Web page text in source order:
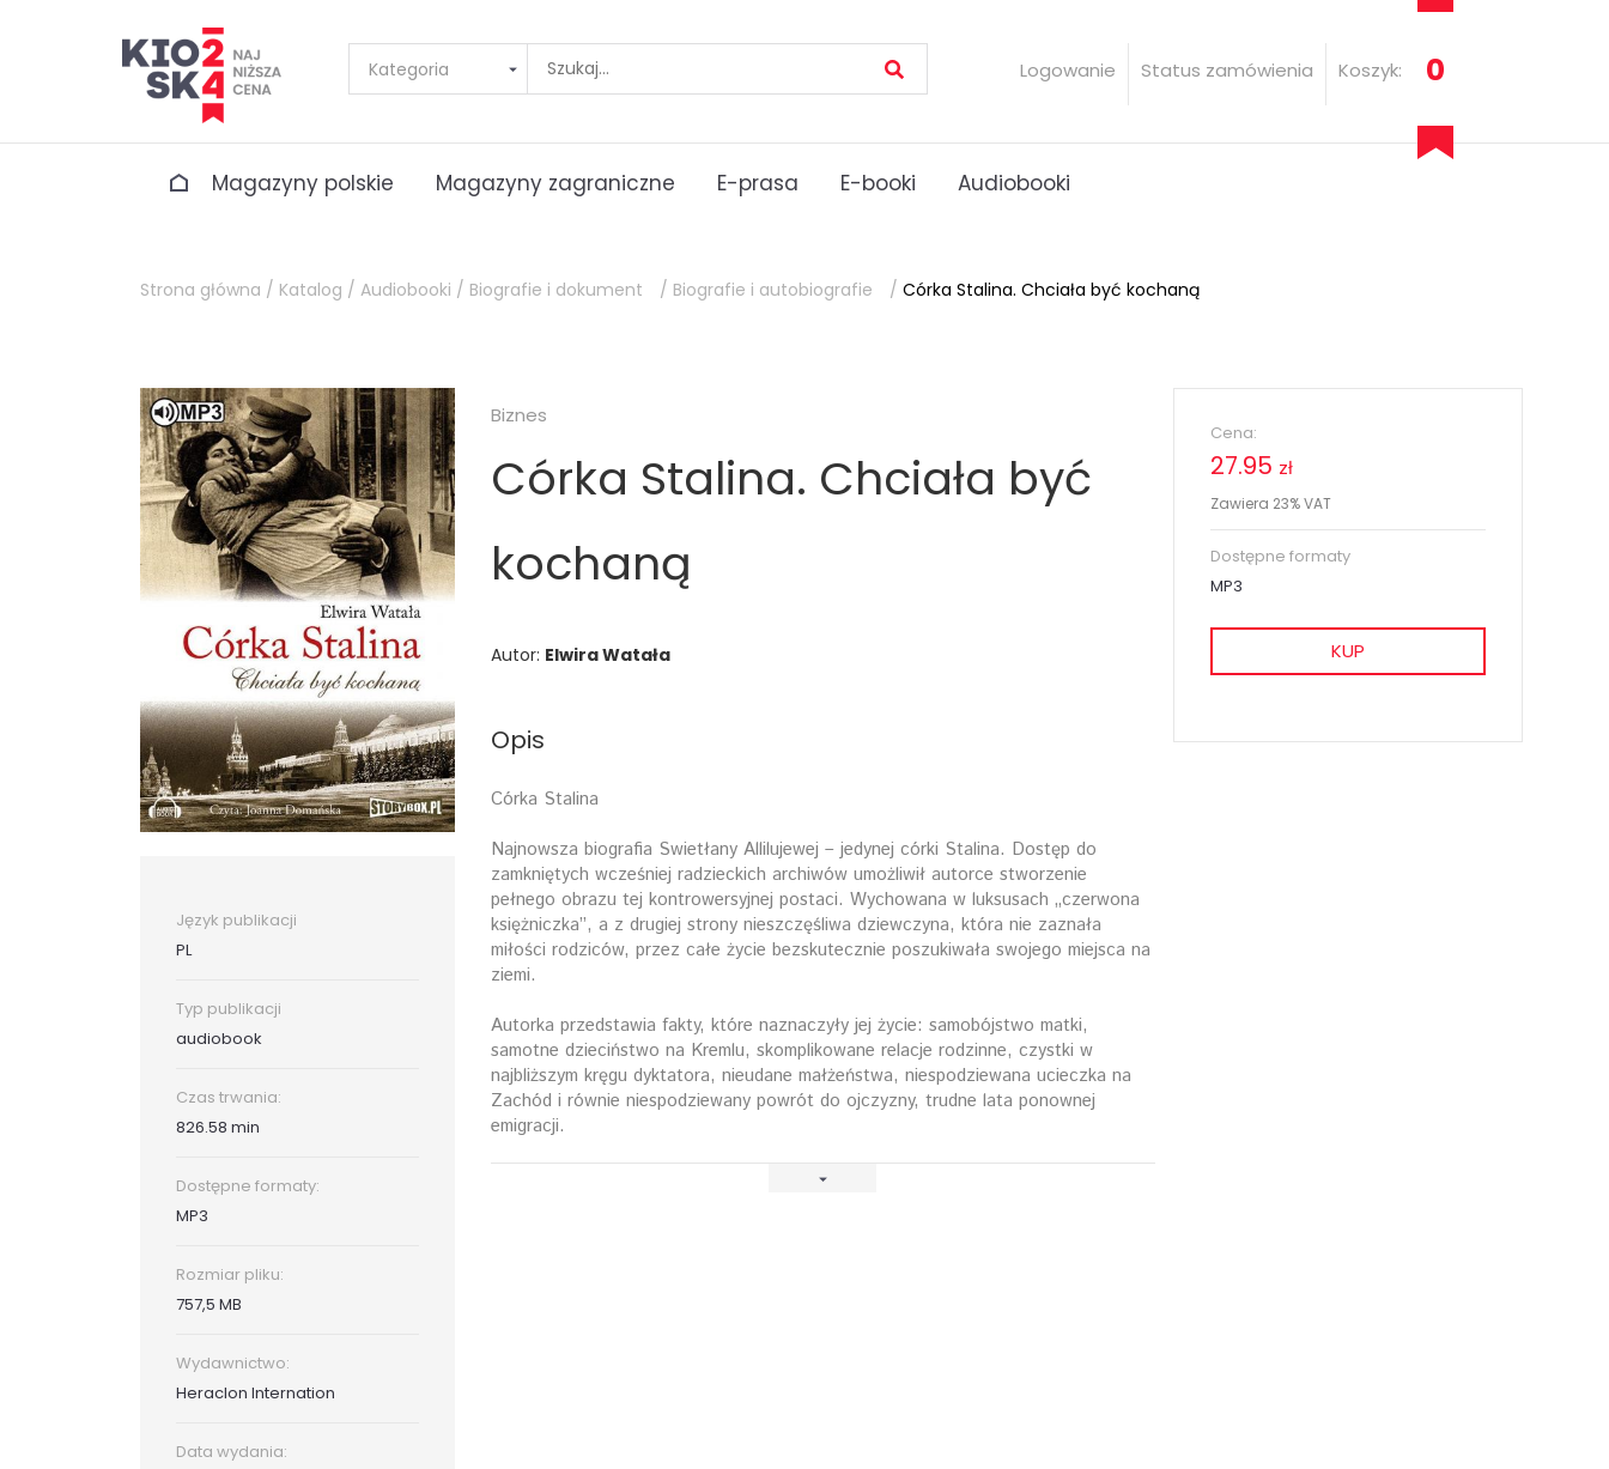
Logowanie Status zamówienia Koszyk: 0
Magazyny polskie Magazyny zagraniczne E-prasa E-booki Audiobooki
Strona główna / Katalog / Audiobooki / Biografie i dokument / Biografie i autobiografie / Córka Stalina. Chciała być kochaną
Język publikacji
PL
Typ publikacji
audiobook
Czas trwania:
826.58 min
Dostępne formaty:
MP3
Rozmiar pliku:
757,5 MB
Wydawnictwo:
Heraclon Internation
Data wydania:
Biznes
Córka Stalina. Chciała być
kochaną
Autor: Elwira Watała
Opis
Córka Stalina
Najnowsza biografia Swietłany Allilujewej – jedynej córki Stalina. Dostęp do
zamkniętych wcześniej radzieckich archiwów umożliwił autorce stworzenie
pełnego obrazu tej kontrowersyjnej postaci. Wychowana w luksusach „czerwona
księżniczka”, a z drugiej strony nieszczęśliwa dziewczyna, która nie zaznała
miłości rodziców, przez całe życie bezskutecznie poszukiwała swojego miejsca na
ziemi.
Autorka przedstawia fakty, które naznaczyły jej życie: samobójstwo matki,
samotne dzieciństwo na Kremlu, skomplikowane relacje rodzinne, czystki w
najbliższym kręgu dyktatora, nieudane małżeństwa, niespodziewana ucieczka na
Zachód i równie niespodziewany powrót do ojczyzny, trudne lata ponownej
emigracji.
Cena:
27.95 zł
Zawiera 23% VAT
Dostępne formaty
MP3
KUP